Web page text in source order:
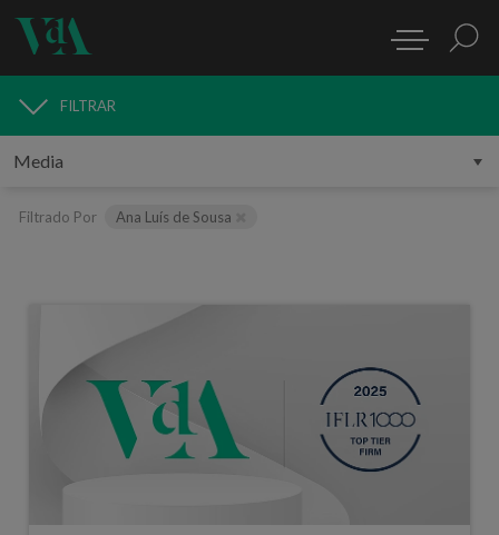
MEDIA
FILTRAR
Filtrado Por Ana Luís de Sousa